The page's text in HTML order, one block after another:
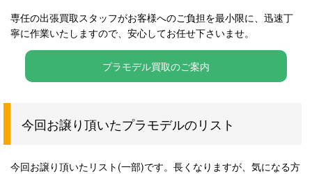
専任の出張買取スタッフがお客様へのご負担を最小限に、迅速丁
寧に作業いたしますので、安心してお任せ下さいませ。
プラモデル買取のご案内
今回お譲り頂いたプラモデルのリスト
今回お譲り頂いたリスト(一部)です。長くなりますが、気になる方